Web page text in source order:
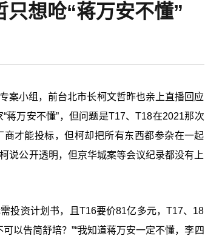
想呛“蒋万安不懂”
案小组，前台北市长柯文哲昨也亲上直播回应
万安不懂”，但问题是T17、T18在2021那次
才能投标，但柯却把所有东西都参杂在一起
说公开透明，但京华城案等会议纪录都没有上
投资计划书，且T16要价81亿多元，T17、18
以告简舒培？”“我知道蒋万安一定不懂，李四